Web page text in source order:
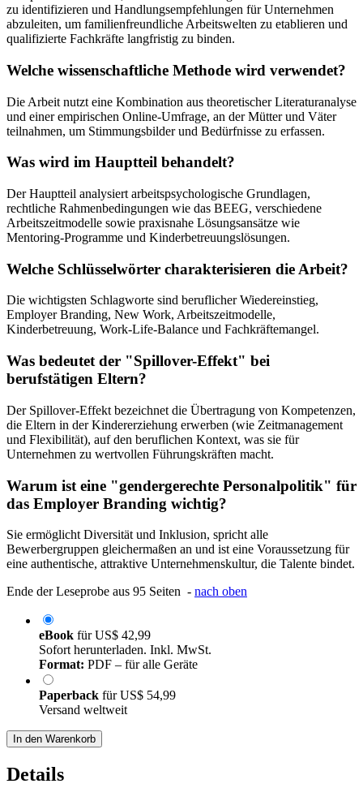
zu identifizieren und Handlungsempfehlungen für Unternehmen
abzuleiten, um familienfreundliche Arbeitswelten zu etablieren und
qualifizierte Fachkräfte langfristig zu binden.
Welche wissenschaftliche Methode wird verwendet?
Die Arbeit nutzt eine Kombination aus theoretischer Literaturanalyse
und einer empirischen Online-Umfrage, an der Mütter und Väter
teilnahmen, um Stimmungsbilder und Bedürfnisse zu erfassen.
Was wird im Hauptteil behandelt?
Der Hauptteil analysiert arbeitspsychologische Grundlagen,
rechtliche Rahmenbedingungen wie das BEEG, verschiedene
Arbeitszeitmodelle sowie praxisnahe Lösungsansätze wie
Mentoring-Programme und Kinderbetreuungslösungen.
Welche Schlüsselwörter charakterisieren die Arbeit?
Die wichtigsten Schlagworte sind beruflicher Wiedereinstieg,
Employer Branding, New Work, Arbeitszeitmodelle,
Kinderbetreuung, Work-Life-Balance und Fachkräftemangel.
Was bedeutet der "Spillover-Effekt" bei
berufstätigen Eltern?
Der Spillover-Effekt bezeichnet die Übertragung von Kompetenzen,
die Eltern in der Kindererziehung erwerben (wie Zeitmanagement
und Flexibilität), auf den beruflichen Kontext, was sie für
Unternehmen zu wertvollen Führungskräften macht.
Warum ist eine "gendergerechte Personalpolitik" für
das Employer Branding wichtig?
Sie ermöglicht Diversität und Inklusion, spricht alle
Bewerbergruppen gleichermaßen an und ist eine Voraussetzung für
eine authentische, attraktive Unternehmenskultur, die Talente bindet.
Ende der Leseprobe aus 95 Seiten - nach oben
eBook fürUS$ 42,99
Sofort herunterladen. Inkl. MwSt.
Format: PDF – für alle Geräte
Paperback fürUS$ 54,99
Versand weltweit
In den Warenkorb
Details